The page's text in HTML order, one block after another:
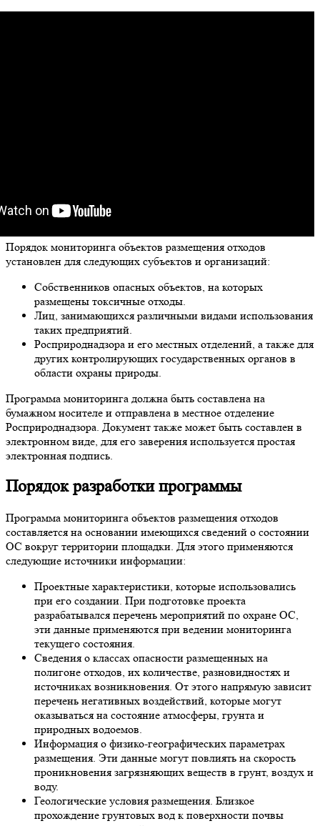
Порядок мониторинга объектов размещения отходов
установлен для следующих субъектов и организаций:
Собственников опасных объектов, на которых
размещены токсичные отходы.
Лиц, занимающихся различными видами использования
таких предприятий.
Росприроднадзора и его местных отделений, а также для
других контролирующих государственных органов в
области охраны природы.
Программа мониторинга должна быть составлена на
бумажном носителе и отправлена в местное отделение
Росприроднадзора. Документ также может быть составлен в
электронном виде, для его заверения используется простая
электронная подпись.
Порядок разработки программы
Программа мониторинга объектов размещения отходов
составляется на основании имеющихся сведений о состоянии
ОС вокруг территории площадки. Для этого применяются
следующие источники информации:
Проектные характеристики, которые использовались
при его создании. При подготовке проекта
разрабатывался перечень мероприятий по охране ОС,
эти данные применяются при ведении мониторинга
текущего состояния.
Сведения о классах опасности размещенных на
полигоне отходов, их количестве, разновидностях и
источниках возникновения. От этого напрямую зависит
перечень негативных воздействий, которые могут
оказываться на состояние атмосферы, грунта и
природных водоемов.
Информация о физико-географических параметрах
размещения. Эти данные могут повлиять на скорость
проникновения загрязняющих веществ в грунт, воздух и
воду.
Геологические условия размещения. Близкое
прохождение грунтовых вод к поверхности почвы